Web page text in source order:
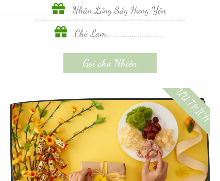
Nhãn Lồng Sấy Hưng Yên.
Chè Lam..............................
Gọi cho Nhiên
ƯU THÍCH